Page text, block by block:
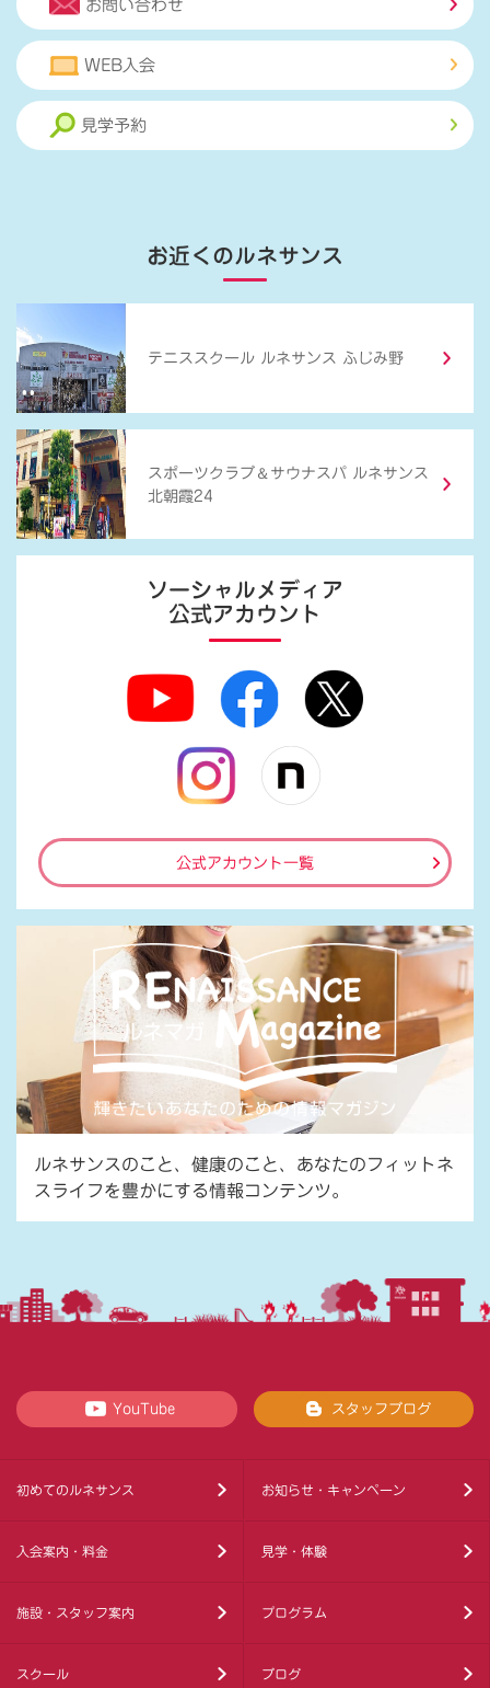
お問い合わせ
WEB入会
見学予約
お近くのルネサンス
テニススクール ルネサンス ふじみ野
スポーツクラブ ＆ サウナスパ ルネサンス
北朝霞24
ソーシャルメディア
公式アカウント
公式アカウント一覧
ルネサンスのこと、健康のこと、あなたのフィットネ
スライフを豊かにする情報コンテンツ。
YouTube スタッフブログ
初めてのルネサンス お知らせ・キャンペーン
入会案内・料金 見学・体験
施設・スタッフ案内 プログラム
スクール ブログ